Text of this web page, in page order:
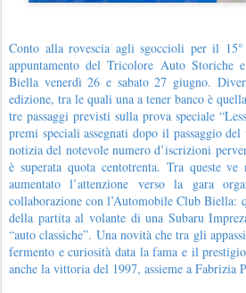
Conto alla rovescia agli sgoccioli per il
appuntamento del Tricolore Auto Storiche
Biella venerdì 26 e sabato 27 giugno.
edizione, tra le quali una a tener banco è
tre passaggi previsti sulla prova speciale
premi speciali assegnati dopo il passaggio
notizia del notevole numero d’iscrizioni
è superata quota centotrenta. Tra queste ve
aumentato l’attenzione verso la gara
collaborazione con l’Automobile Club Biella:
della partita al volante di una Subaru
“auto classiche”. Una novità che tra gli
fermento e curiosità data la fama e il
anche la vittoria del 1997, assieme a Fabrizia